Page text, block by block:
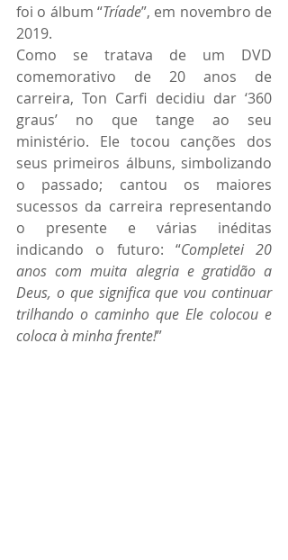
foi o álbum “Tríade”, em novembro de
2019.
Como se tratava de um DVD
comemorativo de 20 anos de
carreira, Ton Carfi decidiu dar ‘360
graus’ no que tange ao seu
ministério. Ele tocou canções dos
seus primeiros álbuns, simbolizando
o passado; cantou os maiores
sucessos da carreira representando
o presente e várias inéditas
indicando o futuro: “Completei 20
anos com muita alegria e gratidão a
Deus, o que significa que vou continuar
trilhando o caminho que Ele colocou e
coloca à minha frente!”